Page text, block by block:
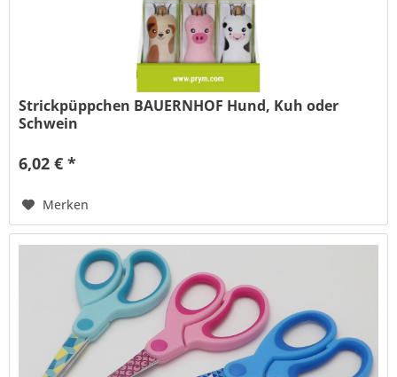
Strickpüppchen BAUERNHOF Hund, Kuh oder
Schwein
6,02 € *
Merken